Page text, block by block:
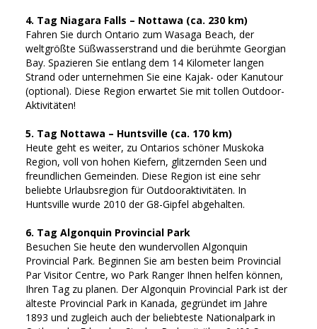
4. Tag Niagara Falls – Nottawa (ca. 230 km)
Fahren Sie durch Ontario zum Wasaga Beach, der
weltgrößte Süßwasserstrand und die berühmte Georgian
Bay. Spazieren Sie entlang dem 14 Kilometer langen
Strand oder unternehmen Sie eine Kajak- oder Kanutour
(optional). Diese Region erwartet Sie mit tollen Outdoor-
Aktivitäten!
5. Tag Nottawa – Huntsville (ca. 170 km)
Heute geht es weiter, zu Ontarios schöner Muskoka
Region, voll von hohen Kiefern, glitzernden Seen und
freundlichen Gemeinden. Diese Region ist eine sehr
beliebte Urlaubsregion für Outdooraktivitäten. In
Huntsville wurde 2010 der G8-Gipfel abgehalten.
6. Tag Algonquin Provincial Park
Besuchen Sie heute den wundervollen Algonquin
Provincial Park. Beginnen Sie am besten beim Provincial
Par Visitor Centre, wo Park Ranger Ihnen helfen können,
Ihren Tag zu planen. Der Algonquin Provincial Park ist der
älteste Provincial Park in Kanada, gegründet im Jahre
1893 und zugleich auch der beliebteste Nationalpark in